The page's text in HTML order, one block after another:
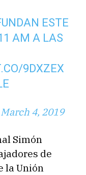
ESTE
AM A LAS
9DXZEX
March 4, 2019
Simón
de
la Unión